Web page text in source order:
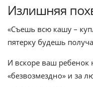
Излишняя
«Съешь всю кашу –
пятерку будешь
И вскоре ваш ребенок
«безвозмездно» и за